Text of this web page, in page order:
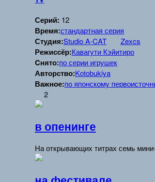
Серий: 12
Время:стандартная серия
Студия:Studio A-CAT Zexcs
Режиссёр:Кавагути Кэйитиро
Cнято:по серии игрушек
Авторство:Kotobukiya
Важное:по японскому
2
в опенинге
На открывающих титрах семь